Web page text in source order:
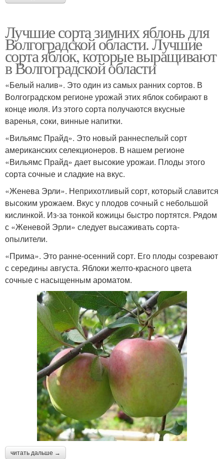
Лучшие сорта зимних яблонь для
Волгоградской области. Лучшие
сорта яблок, которые выращивают
в Волгоградской области
«Белый налив». Это один из самых ранних сортов. В
Волгоградском регионе урожай этих яблок собирают в
конце июля. Из этого сорта получаются вкусные
варенья, соки, винные напитки.
«Вильямс Прайд». Это новый раннеспелый сорт
американских селекционеров. В нашем регионе
«Вильямс Прайд» дает высокие урожаи. Плоды этого
сорта сочные и сладкие на вкус.
«Женева Эрли». Неприхотливый сорт, который славится
высоким урожаем. Вкус у плодов сочный с небольшой
кислинкой. Из-за тонкой кожицы быстро портятся. Рядом
с «Женевой Эрли» следует высаживать сорта-
опылители.
«Прима». Это ранне-осенний сорт. Его плоды созревают
с середины августа. Яблоки желто-красного цвета
сочные с насыщенным ароматом.
читать дальше →